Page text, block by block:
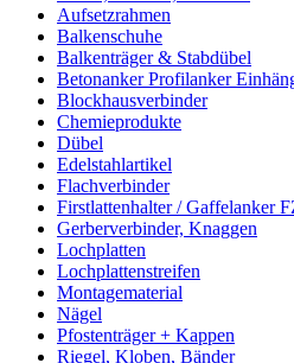
Aufsetzrahmen
Balkenschuhe
Balkenträger & Stabdübel
Betonanker Profilanker
Blockhausverbinder
Chemieprodukte
Dübel
Edelstahlartikel
Flachverbinder
Firstlattenhalter / Gaffelanker
Gerberverbinder, Knaggen
Lochplatten
Lochplattenstreifen
Montagematerial
Nägel
Pfostenträger + Kappen
Riegel, Kloben, Bänder